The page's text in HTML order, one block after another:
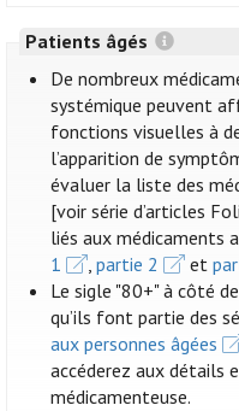
Patients âgés
De nombreux
systémique peuvent
fonctions visuelles à
l’apparition de
évaluer la liste des
[voir série d’articles
liés aux médicaments
1
,partie 2 et
Le sigle "80+" à côté
qu’ils font partie des
aux personnes âgées
accéderez aux détails
médicamenteuse.